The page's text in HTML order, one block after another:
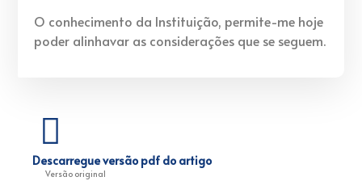
O conhecimento da Instituição, permite-me hoje
poder alinhavar as considerações que se seguem.
Descarregue versão pdf do artigo
Versão original